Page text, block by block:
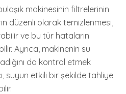
makinesinin filtrelerinin
düzenli olarak temizlenmesi,
ve bu tür hataların
Ayrıca, makinenin su
da kontrol etmek
suyun etkili bir şekilde tahliye